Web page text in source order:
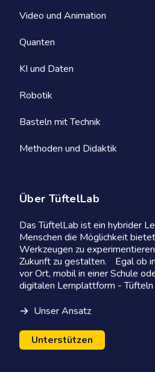
Video und Animation
Quanten
KI und Daten
Robotik
Basteln mit Technik
Methoden und Didaktik
Über TüftelLab
Das TüftelLab ist ein hybrider
Menschen die Möglichkeit
Werkzeugen zu
Zukunft zu gestalten. Egal ob
vor Ort, mobil in einer Schule
digitalen Lernplattform - Tüfteln
Unser Ansatz
Unterstützen